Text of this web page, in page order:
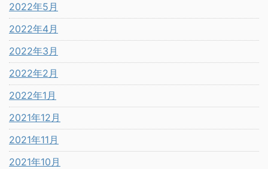
2022年5月
2022年4月
2022年3月
2022年2月
2022年1月
2021年12月
2021年11月
2021年10月